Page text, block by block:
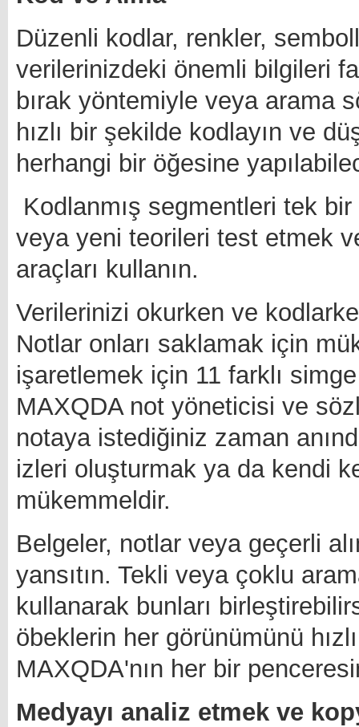
Düzenli kodlar, renkler,
verilerinizdeki önemli bilgileri
bırak yöntemiyle veya arama
hızlı bir şekilde kodlayın ve
herhangi bir öğesine
Kodlanmış segmentleri tek bir
veya yeni teorileri test etmek
araçları kullanın.
Verilerinizi okurken ve
Notlar onları saklamak için
işaretlemek için 11 farklı
MAXQDA not yöneticisi ve
notaya istediğiniz zaman
izleri oluşturmak ya da kendi
mükemmeldir.
Belgeler, notlar veya geçerli
yansıtın. Tekli veya çoklu
kullanarak bunları
öbeklerin her görünümünü
MAXQDA'nın her bir
Medyayı analiz etmek ve